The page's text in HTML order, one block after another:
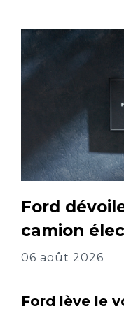
Ford
camion
06 août 2026
Ford lève le